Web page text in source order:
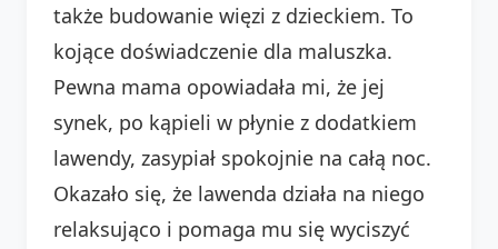
także budowanie więzi z dzieckiem. To
kojące doświadczenie dla maluszka.
Pewna mama opowiadała mi, że jej
synek, po kąpieli w płynie z dodatkiem
lawendy, zasypiał spokojnie na całą noc.
Okazało się, że lawenda działa na niego
relaksująco i pomaga mu się wyciszyć